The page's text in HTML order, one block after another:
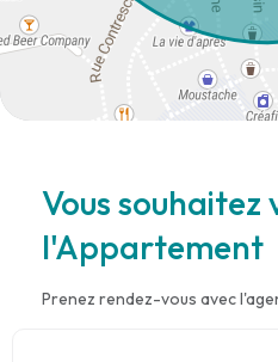
Vous souhaitez
l'Appartement
Prenez rendez-vous avec